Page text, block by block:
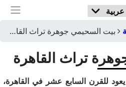
بيت السحيمي جوهرة تراث القاهرة
تراث القاهرة
للقرن السابع عشر في القاهرة،